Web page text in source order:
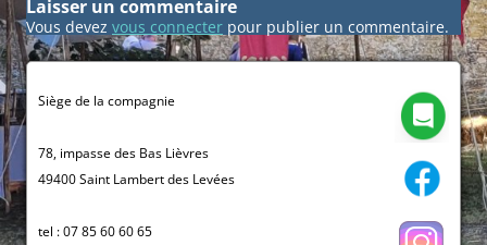
Laisser un commentaire
Vous devez vous connecter pour publier un commentaire.
Siège de la compagnie
78, impasse des Bas Lièvres
49400 Saint Lambert des Levées
tel : 07 85 60 60 65